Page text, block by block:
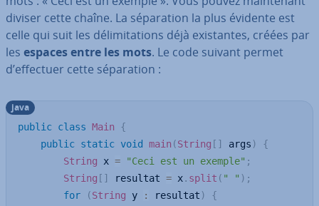
diviser cette chaîne. La sé­pa­ra­tion la plus évidente est
celle qui suit les dé­li­mi­ta­tions déjà exis­tantes, créées par
les espaces entre les mots. Le code suivant permet
d’effectuer cette sé­pa­ra­tion :
public class Main
{
public static void main (String [ ] args )
{
String x = "Ceci est un exemple" ;
String [ ] resultat = x. split ( " " ) ;
for
(String y : resultat )
{
java